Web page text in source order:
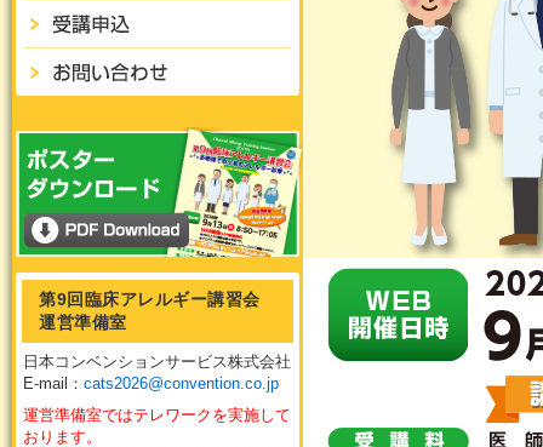
第9回臨床アレルギー講習会
運営準備室
日本コンベンションサービス株式会社
E-mail： cats2026@convention.co.jp
運営準備室ではテレワークを実施して
おります。